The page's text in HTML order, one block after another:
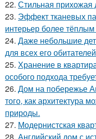
22. Стильная прихожая
23. Эффект тканевых
интерьер более
24. Даже небольшие
для всех его
25. Хранение в
особого подхода
26. Дом на побережье
того, как архитектура
природы.
27. Модернистская